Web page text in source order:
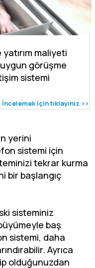
maliyeti
görüşme
sistemi
İncelemek için tıklayınız >>
yerini
sistemi için
tekrar kurma
bir başlangıç
sisteminiz
baş
sistemi, daha
Ayrıca
olduğunuzdan